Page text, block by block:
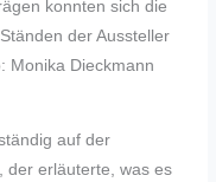
konnten sich die
der Aussteller
Monika Dieckmann
auf der
der erläuterte, was es